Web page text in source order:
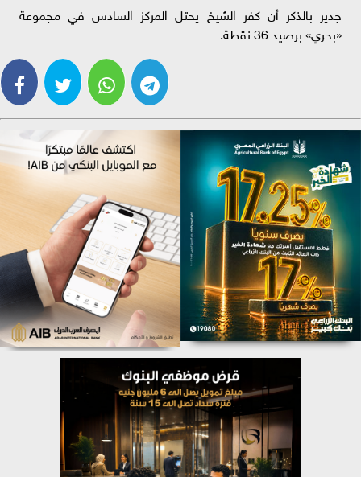
جدير بالذكر أن كفر الشيخ يحتل المركز السادس في مجموعة
«بحري» برصيد 36 نقطة.